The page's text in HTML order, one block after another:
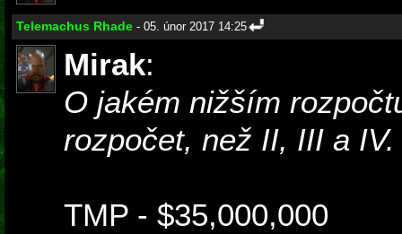
Telemachus Rhade - 05. únor 2017 14:25
Mirak:
O jakém nižším
rozpočet, než II, III a IV.
TMP - $35,000,000